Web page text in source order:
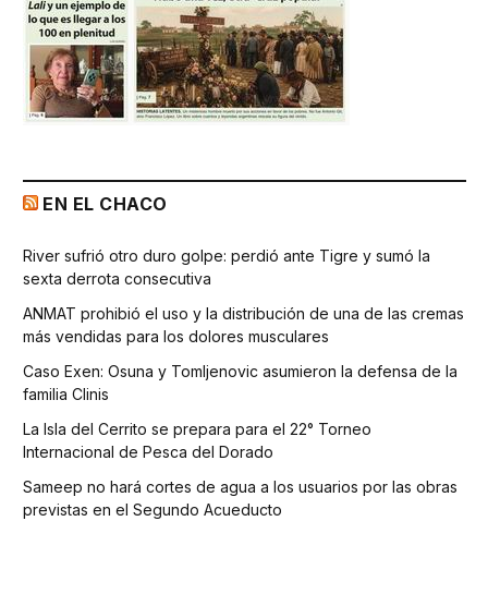
EN EL CHACO
River sufrió otro duro golpe: perdió ante Tigre y sumó la
sexta derrota consecutiva
ANMAT prohibió el uso y la distribución de una de las cremas
más vendidas para los dolores musculares
Caso Exen: Osuna y Tomljenovic asumieron la defensa de la
familia Clinis
La Isla del Cerrito se prepara para el 22° Torneo
Internacional de Pesca del Dorado
Sameep no hará cortes de agua a los usuarios por las obras
previstas en el Segundo Acueducto